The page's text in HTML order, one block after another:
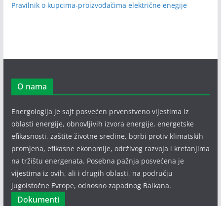
Pravilnik o kupcima-proizvođačima električne enegije
O nama
Energologija je sajt posvećen prvenstveno vijestima iz
oblasti energije, obnovljivih izvora energije, energetske
efikasnosti, zaštite životne sredine, borbi protiv klimatskih
promjena, efikasne ekonomije, održivog razvoja i kretanjima
na tržištu energenata. Posebna pažnja posvećena je
vijestima iz ovih, ali i drugih oblasti, na području
jugoistočne Evrope, odnosno zapadnog Balkana.
Dokumenti